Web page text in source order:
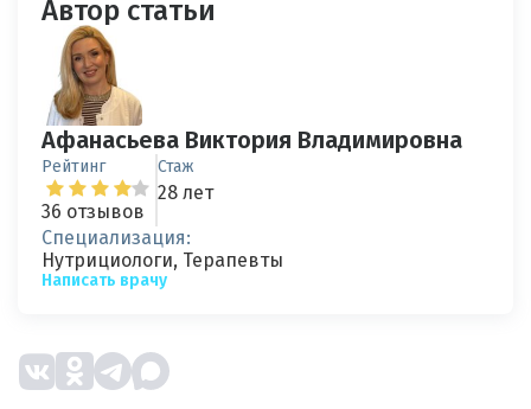
Автор статьи
Афанасьева Виктория Владимировна
Рейтинг
36 отзывов
Стаж
28 лет
Специализация:
Нутрициологи, Терапевты
Написать врачу